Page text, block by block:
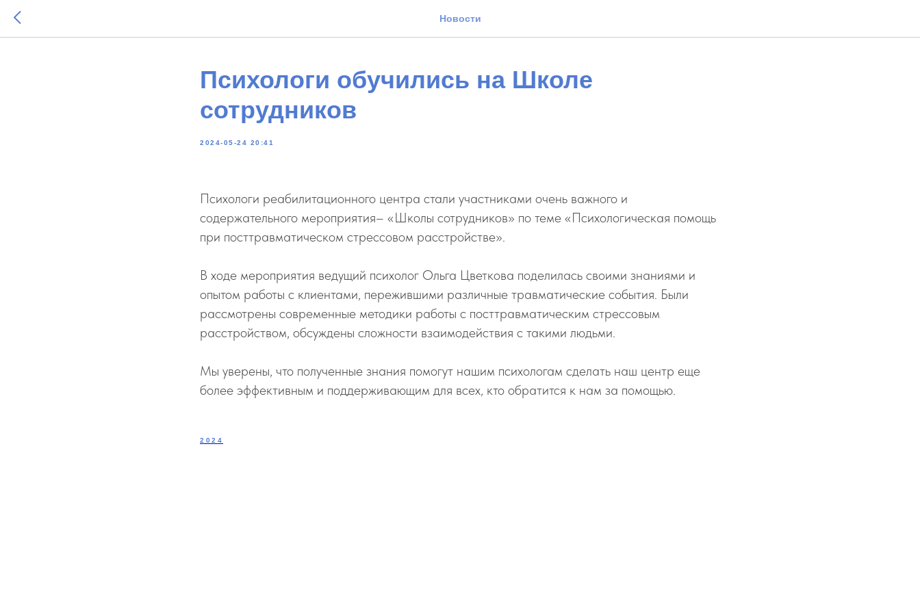
Новости
Психологи обучились на Школе
сотрудников
2024-05-24 20:41
Психологи реабилитационного центра стали участниками очень важного и
содержательного мероприятия– «Школы сотрудников» по теме «Психологическая помощь
при посттравматическом стрессовом расстройстве».
В ходе мероприятия ведущий психолог Ольга Цветкова поделилась своими знаниями и
опытом работы с клиентами, пережившими различные травматические события. Были
рассмотрены современные методики работы с посттравматическим стрессовым
расстройством, обсуждены сложности взаимодействия с такими людьми.
Мы уверены, что полученные знания помогут нашим психологам сделать наш центр еще
более эффективным и поддерживающим для всех, кто обратится к нам за помощью.
2024